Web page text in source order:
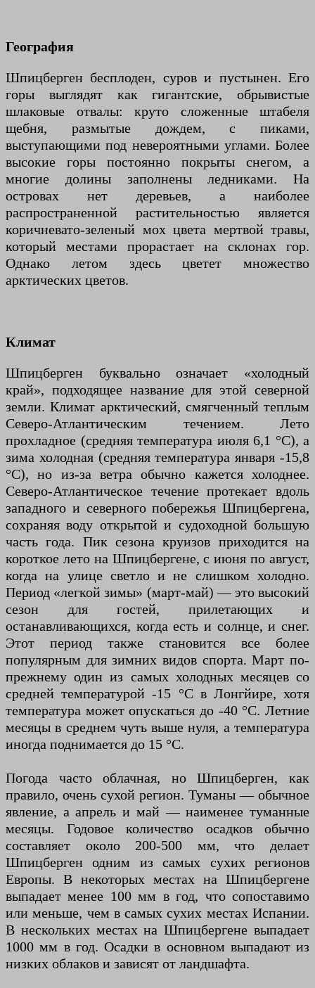
География
Шпицберген бесплоден, суров и пустынен. Его
горы выглядят как гигантские, обрывистые
шлаковые отвалы: круто сложенные штабеля
щебня, размытые дождем, с пиками,
выступающими под невероятными углами. Более
высокие горы постоянно покрыты снегом, а
многие долины заполнены ледниками. На
островах нет деревьев, а наиболее
распространенной растительностью является
коричневато-зеленый мох цвета мертвой травы,
который местами прорастает на склонах гор.
Однако летом здесь цветет множество
арктических цветов.
Климат
Шпицберген буквально означает «холодный
край», подходящее название для этой северной
земли. Климат арктический, смягченный теплым
Северо-Атлантическим течением. Лето
прохладное (средняя температура июля 6,1 °C), а
зима холодная (средняя температура января -15,8
°C), но из-за ветра обычно кажется холоднее.
Северо-Атлантическое течение протекает вдоль
западного и северного побережья Шпицбергена,
сохраняя воду открытой и судоходной большую
часть года. Пик сезона круизов приходится на
короткое лето на Шпицбергене, с июня по август,
когда на улице светло и не слишком холодно.
Период «легкой зимы» (март-май) — это высокий
сезон для гостей, прилетающих и
останавливающихся, когда есть и солнце, и снег.
Этот период также становится все более
популярным для зимних видов спорта. Март по-
прежнему один из самых холодных месяцев со
средней температурой -15 °C в Лонгйире, хотя
температура может опускаться до -40 °C. Летние
месяцы в среднем чуть выше нуля, а температура
иногда поднимается до 15 °C.
Погода часто облачная, но Шпицберген, как
правило, очень сухой регион. Туманы — обычное
явление, а апрель и май — наименее туманные
месяцы. Годовое количество осадков обычно
составляет около 200-500 мм, что делает
Шпицберген одним из самых сухих регионов
Европы. В некоторых местах на Шпицбергене
выпадает менее 100 мм в год, что сопоставимо
или меньше, чем в самых сухих местах Испании.
В нескольких местах на Шпицбергене выпадает
1000 мм в год. Осадки в основном выпадают из
низких облаков и зависят от ландшафта.